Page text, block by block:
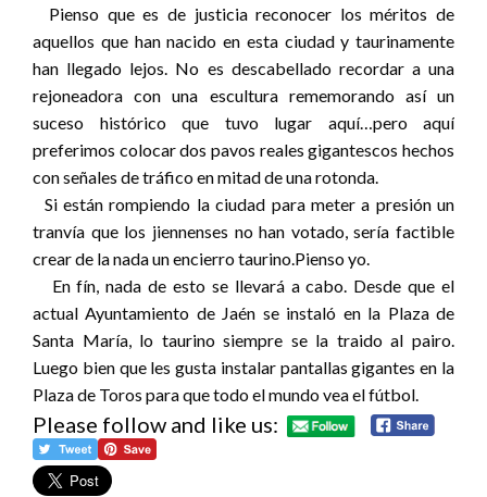
Pienso que es de justicia reconocer los méritos de
aquellos que han nacido en esta ciudad y taurinamente
han llegado lejos. No es descabellado recordar a una
rejoneadora con una escultura rememorando así un
suceso histórico que tuvo lugar aquí…pero aquí
preferimos colocar dos pavos reales gigantescos hechos
con señales de tráfico en mitad de una rotonda.
Si están rompiendo la ciudad para meter a presión un
tranvía que los jiennenses no han votado, sería factible
crear de la nada un encierro taurino.Pienso yo.
En fín, nada de esto se llevará a cabo. Desde que el
actual Ayuntamiento de Jaén se instaló en la Plaza de
Santa María, lo taurino siempre se la traido al pairo.
Luego bien que les gusta instalar pantallas gigantes en la
Plaza de Toros para que todo el mundo vea el fútbol.
Please follow and like us: